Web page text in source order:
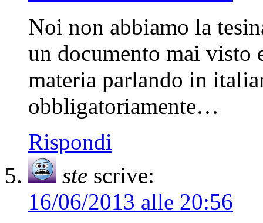
Noi non abbiamo la
un documento mai visto
materia parlando in
obbligatoriamente…
Rispondi
ste scrive:
16/06/2013 alle 20:56